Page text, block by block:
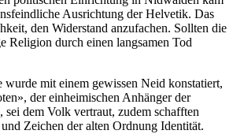
Ausrichtung der Helvetik. Das
den Widerstand anzufachen. Sollten die
Religion durch einen langsamen Tod
wurde mit einem gewissen Neid konstatiert,
der einheimischen Anhänger der
dem Volk vertraut, zudem schafften
Zeichen der alten Ordnung Identität.